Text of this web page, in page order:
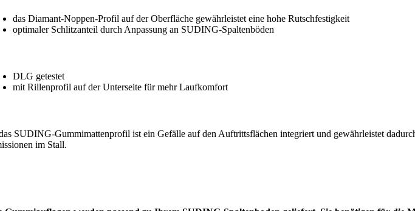
das Diamant-Noppen-Profil auf der Oberfläche gewährleistet eine hohe Rutschfestigkeit
optimaler Schlitzanteil durch Anpassung an SUDING-Spaltenböden
DLG getestet
mit Rillenprofil auf der Unterseite für mehr Laufkomfort
SUDING-Gummimattenprofil ist ein Gefälle auf den Auftrittsflächen integriert und gewährleistet
im Stall.